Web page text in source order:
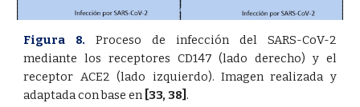
Figura 8. Proceso de infección del SARS-CoV-2
mediante los receptores CD147 (lado derecho) y el
receptor ACE2 (lado izquierdo). Imagen realizada y
adaptada con base en [33, 38] .